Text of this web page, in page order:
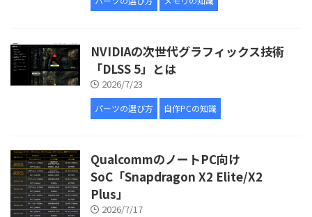
NVIDIAの次世代グラフィックス技術
「DLSS 5」とは
2026/7/23
パーツの選び方 自作PCの知識
QualcommのノートPC向け
SoC「Snapdragon X2 Elite/X2
Plus」
2026/7/17